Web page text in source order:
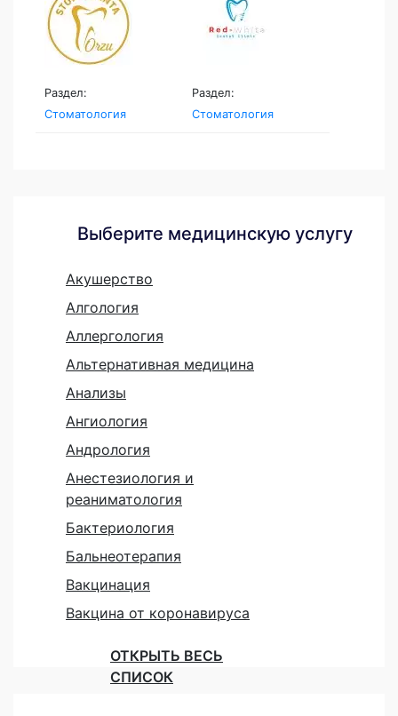
Раздел:
Стоматология
Раздел:
Стоматология
Выберите медицинскую услугу
Акушерство
Алгология
Аллергология
Альтернативная медицина
Анализы
Ангиология
Андрология
Анестезиология и
реаниматология
Бактериология
Бальнеотерапия
Вакцинация
Вакцина от коронавируса
ОТКРЫТЬ ВЕСЬ
СПИСОК